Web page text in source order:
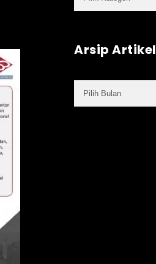
Arsip Artikel